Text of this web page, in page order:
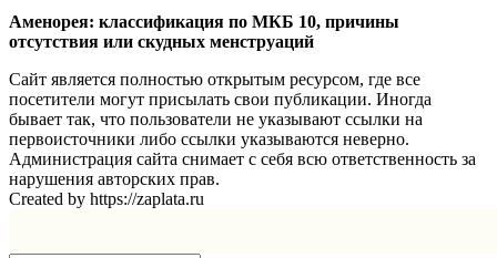
Аменорея: классификация по МКБ 10, причины
отсутствия или скудных менструаций
Сайт является полностью открытым ресурсом, где все
посетители могут присылать свои публикации. Иногда
бывает так, что пользователи не указывают ссылки на
первоисточники либо ссылки указываются неверно.
Администрация сайта снимает с себя всю ответственность за
нарушения авторских прав.
Created by https://zaplata.ru